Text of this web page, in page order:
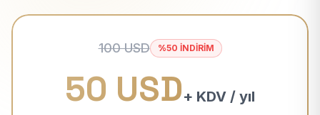
100 USD %50 İNDİRİM
50 USD+ KDV / yıl